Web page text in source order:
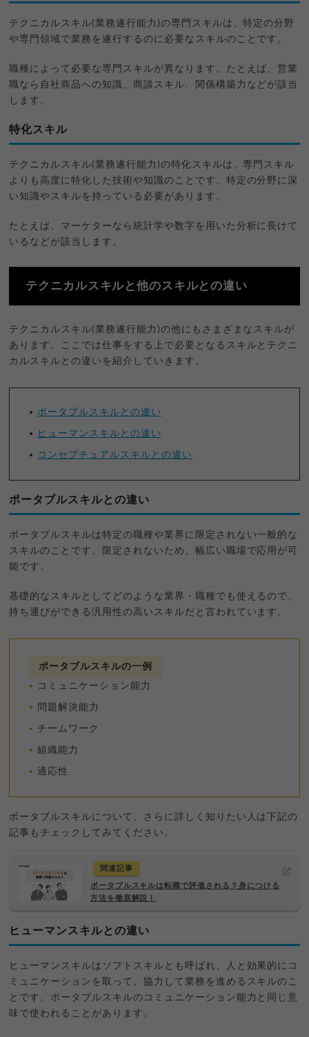
テクニカルスキル(業務遂行能力)の専門スキルは、特定の分野
や専門領域で業務を遂行するのに必要なスキルのことです。
職種によって必要な専門スキルが異なります。たとえば、営業
職なら自社商品への知識、商談スキル、関係構築力などが該当
します。
特化スキル
テクニカルスキル(業務遂行能力)の特化スキルは、専門スキル
よりも高度に特化した技術や知識のことです。特定の分野に深
い知識やスキルを持っている必要があります。
たとえば、マーケターなら統計学や数字を用いた分析に長けて
いるなどが該当します。
テクニカルスキルと他のスキルとの違い
テクニカルスキル(業務遂行能力)の他にもさまざまなスキルが
あります。ここでは仕事をする上で必要となるスキルとテクニ
カルスキルとの違いを紹介していきます。
ポータブルスキルとの違い
ヒューマンスキルとの違い
コンセプチュアルスキルとの違い
ポータブルスキルとの違い
ポータブルスキルは特定の職種や業界に限定されない一般的な
スキルのことです。限定されないため、幅広い職場で応用が可
能です。
基礎的なスキルとしてどのような業界・職種でも使えるので、
持ち運びができる汎用性の高いスキルだと言われています。
ポータブルスキルの一例
コミュニケーション能力
問題解決能力
チームワーク
組織能力
適応性
ポータブルスキルについて、さらに詳しく知りたい人は下記の
記事もチェックしてみてください。
関連記事
ポータブルスキルは転職で評価される？身につける
方法を徹底解説！
ヒューマンスキルとの違い
ヒューマンスキルはソフトスキルとも呼ばれ、人と効果的にコ
ミュニケーションを取って、協力して業務を進めるスキルのこ
とです。ポータブルスキルのコミュニケーション能力と同じ意
味で使われることがあります。